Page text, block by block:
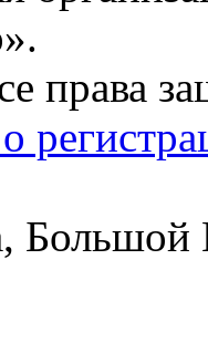
права
о
Большой